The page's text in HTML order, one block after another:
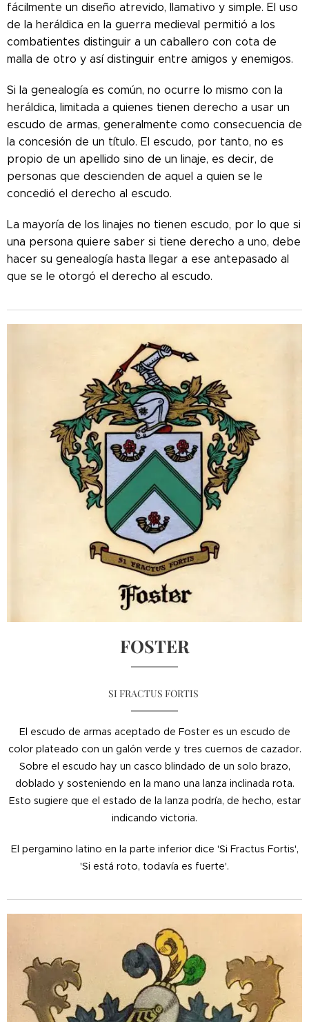
fácilmente un diseño atrevido, llamativo y simple. El uso
de la heráldica en la guerra medieval permitió a los
combatientes distinguir a un caballero con cota de
malla de otro y así distinguir entre amigos y enemigos.
Si la genealogía es común, no ocurre lo mismo con la
heráldica, limitada a quienes tienen derecho a usar un
escudo de armas, generalmente como consecuencia de
la concesión de un título. El escudo, por tanto, no es
propio de un apellido sino de un linaje, es decir, de
personas que descienden de aquel a quien se le
concedió el derecho al escudo.
La mayoría de los linajes no tienen escudo, por lo que si
una persona quiere saber si tiene derecho a uno, debe
hacer su genealogía hasta llegar a ese antepasado al
que se le otorgó el derecho al escudo.
FOSTER
SI FRACTUS FORTIS
El escudo de armas aceptado de Foster es un escudo de
color plateado con un galón verde y tres cuernos de cazador.
Sobre el escudo hay un casco blindado de un solo brazo,
doblado y sosteniendo en la mano una lanza inclinada rota.
Esto sugiere que el estado de la lanza podría, de hecho, estar
indicando victoria.
El pergamino latino en la parte inferior dice 'Si Fractus Fortis',
'Si está roto, todavía es fuerte'.